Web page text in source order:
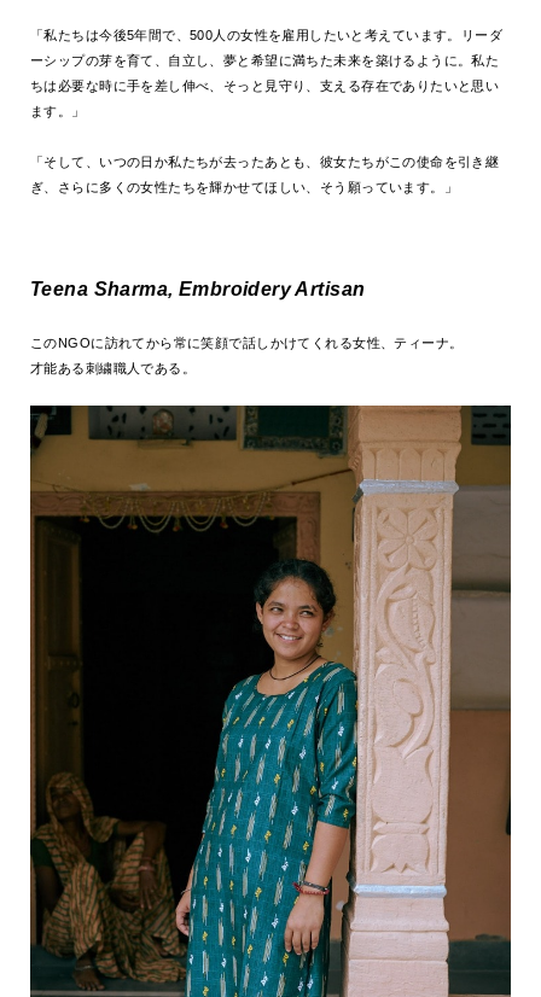
「私たちは今後5年間で、500人の女性を雇用したいと考えています。リーダ
ーシップの芽を育て、自立し、夢と希望に満ちた未来を築けるように。私た
ちは必要な時に手を差し伸べ、そっと見守り、支える存在でありたいと思い
ます。」
「そして、いつの日か私たちが去ったあとも、彼女たちがこの使命を引き継
ぎ、さらに多くの女性たちを輝かせてほしい、そう願っています。」
Teena Sharma, Embroidery Artisan
このNGOに訪れてから常に笑顔で話しかけてくれる女性、ティーナ。
才能ある刺繍職人である。